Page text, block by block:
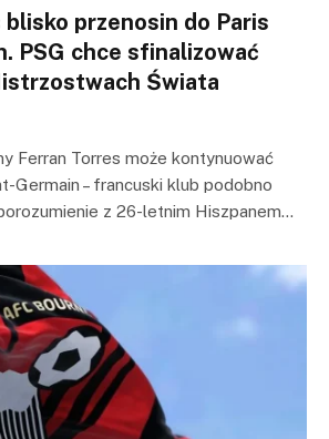
przenosin do Paris
PSG chce sfinalizować
Świata
Ferran Torres może kontynuować
Germain – francuski klub podobno
z 26-letnim Hiszpanem…